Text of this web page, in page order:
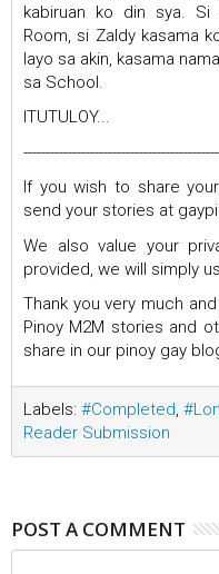
kabiruan ko din sya. Si
Room, si Zaldy kasama
layo sa akin, kasama
sa School.
ITUTULOY...
If you wish to share
send your stories at
We also value your
provided, we will simply
Thank you very much
Pinoy M2M stories and
share in our pinoy gay
Labels: #Completed
Reader Submission
POST A COMMENT